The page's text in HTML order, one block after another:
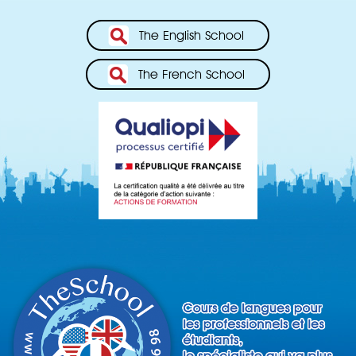
The English School
The French School